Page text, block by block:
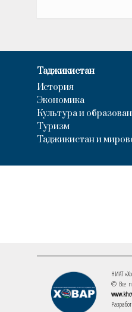
Таджикистан
История
Экономика
Культура и
Туризм
Таджикистан и
НИАТ
© Все